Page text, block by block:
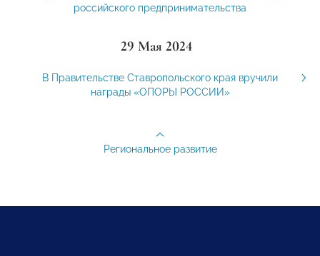
российского предпринимательства
29 Мая 2024
В Правительстве Ставропольского края вручили
награды «ОПОРЫ РОССИИ»
Региональное развитие